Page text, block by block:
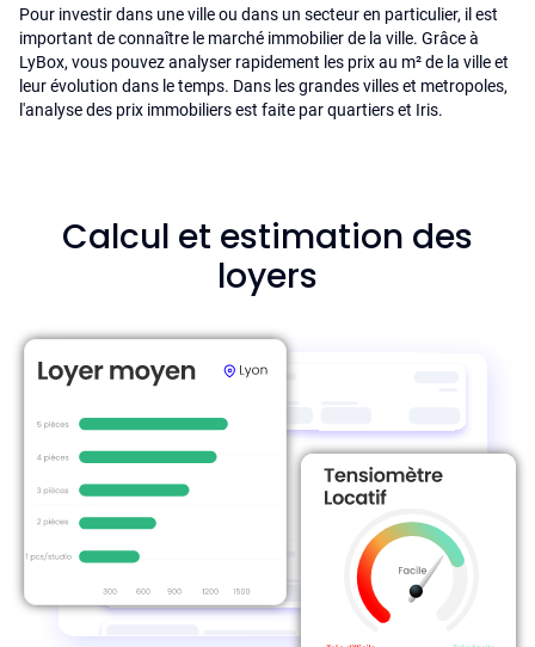
Pour investir dans une ville ou dans un secteur en particulier, il est
important de connaître le marché immobilier de la ville. Grâce à
LyBox, vous pouvez analyser rapidement les prix au m² de la ville et
leur évolution dans le temps. Dans les grandes villes et metropoles,
l'analyse des prix immobiliers est faite par quartiers et Iris.
Calcul et estimation des
loyers